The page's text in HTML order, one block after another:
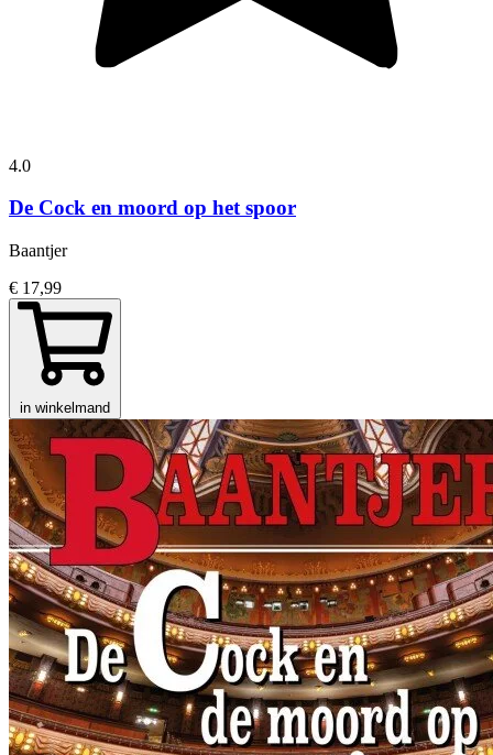
4.0
De Cock en moord op het spoor
Baantjer
€ 17,99
in winkelmand